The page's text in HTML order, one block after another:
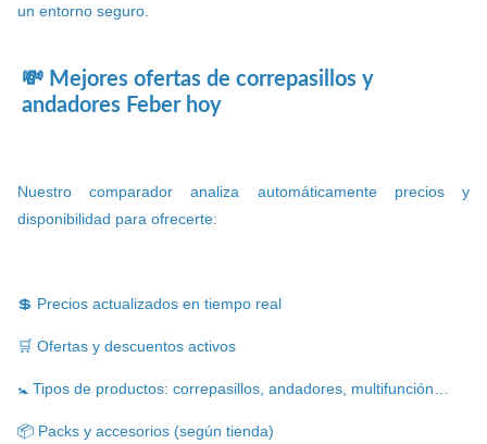
un entorno seguro.
💸 Mejores ofertas de correpasillos y
andadores Feber hoy
Nuestro comparador analiza automáticamente precios y
disponibilidad para ofrecerte:
💲 Precios actualizados en tiempo real
🛒 Ofertas y descuentos activos
🚼 Tipos de productos: correpasillos, andadores, multifunción…
📦 Packs y accesorios (según tienda)